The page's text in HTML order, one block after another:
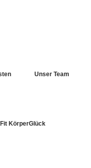
Unser Team
KörperGlück